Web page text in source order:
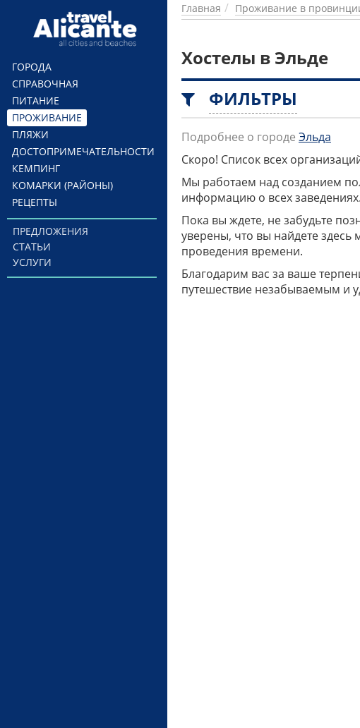
Перейти к основному содержанию
ГОРОДА
СПРАВОЧНАЯ
ПИТАНИЕ
ПРОЖИВАНИЕ
ПЛЯЖИ
ДОСТОПРИМЕЧАТЕЛЬНОСТИ
КЕМПИНГ
КОМАРКИ (РАЙОНЫ)
РЕЦЕПТЫ
ПРЕДЛОЖЕНИЯ
СТАТЬИ
УСЛУГИ
Главная Проживание в
Хостелы в Эльде
ФИЛЬТРЫ
Подробнее о городе Эльда
Скоро! Список всех
Мы работаем над созданием
информацию о всех
Пока вы ждете, не забудьте
уверены, что вы найдете
проведения времени.
Благодарим вас за ваше
путешествие незабываемым и